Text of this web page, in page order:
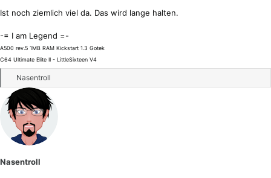
Ist noch ziemlich viel da. Das wird lange halten.
-= I am Legend =-
A500 rev.5 1MB RAM Kickstart 1.3 Gotek
C64 Ultimate Elite II - LittleSixteen V4
R
e
k
t
o
e
Nasentroll
Nasentroll